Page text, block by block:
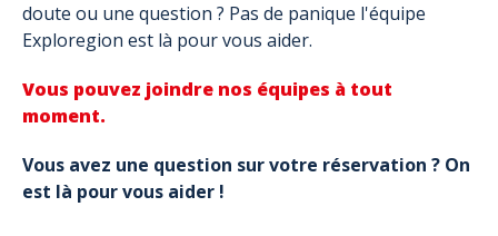
doute ou une question ? Pas de panique l'équipe
Exploregion est là pour vous aider.
Vous pouvez joindre nos équipes à tout
moment.
Vous avez une question sur votre réservation ? On
est là pour vous aider !